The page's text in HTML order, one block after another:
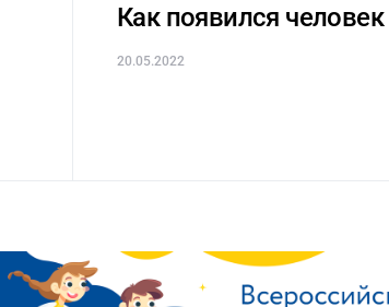
Как появился человек
20.05.2022